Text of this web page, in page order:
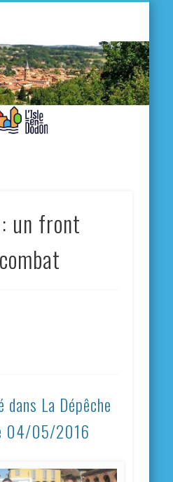
un front
La Dépêche
04/05/2016